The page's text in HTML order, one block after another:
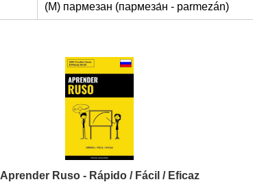
(M) пармезан (пармеза́н - parmezán)
Aprender Ruso - Rápido / Fácil / Eficaz